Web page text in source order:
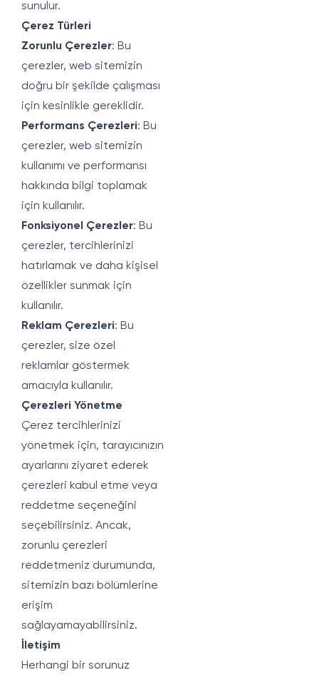
sunulur.
Çerez Türleri
Zorunlu Çerezler: Bu
çerezler, web sitemizin
doğru bir şekilde çalışması
için kesinlikle gereklidir.
Performans Çerezleri: Bu
çerezler, web sitemizin
kullanımı ve performansı
hakkında bilgi toplamak
için kullanılır.
Fonksiyonel Çerezler: Bu
çerezler, tercihlerinizi
hatırlamak ve daha kişisel
özellikler sunmak için
kullanılır.
Reklam Çerezleri: Bu
çerezler, size özel
reklamlar göstermek
amacıyla kullanılır.
Çerezleri Yönetme
Çerez tercihlerinizi
yönetmek için, tarayıcınızın
ayarlarını ziyaret ederek
çerezleri kabul etme veya
reddetme seçeneğini
seçebilirsiniz. Ancak,
zorunlu çerezleri
reddetmeniz durumunda,
sitemizin bazı bölümlerine
erişim
sağlayamayabilirsiniz.
İletişim
Herhangi bir sorunuz